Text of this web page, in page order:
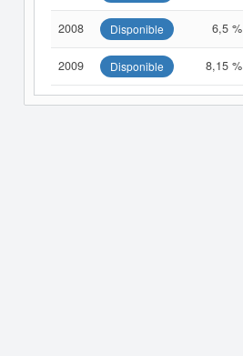
2008 Disponible 6,5 %
2009 Disponible 8,15 %